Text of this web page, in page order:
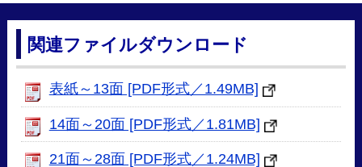
関連ファイルダウンロード
表紙～13面 [PDF形式／1.49MB]
14面～20面 [PDF形式／1.81MB]
21面～28面 [PDF形式／1.24MB]